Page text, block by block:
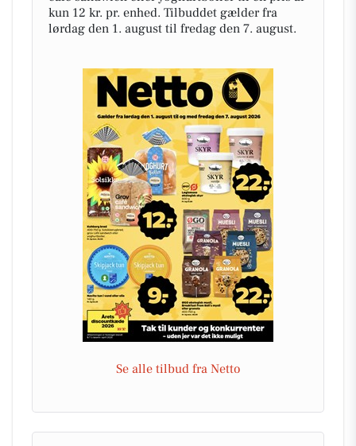
kun 12 kr. pr. enhed. Tilbuddet gælder fra
lørdag den 1. august til fredag den 7. august.
Se alle tilbud fra Netto